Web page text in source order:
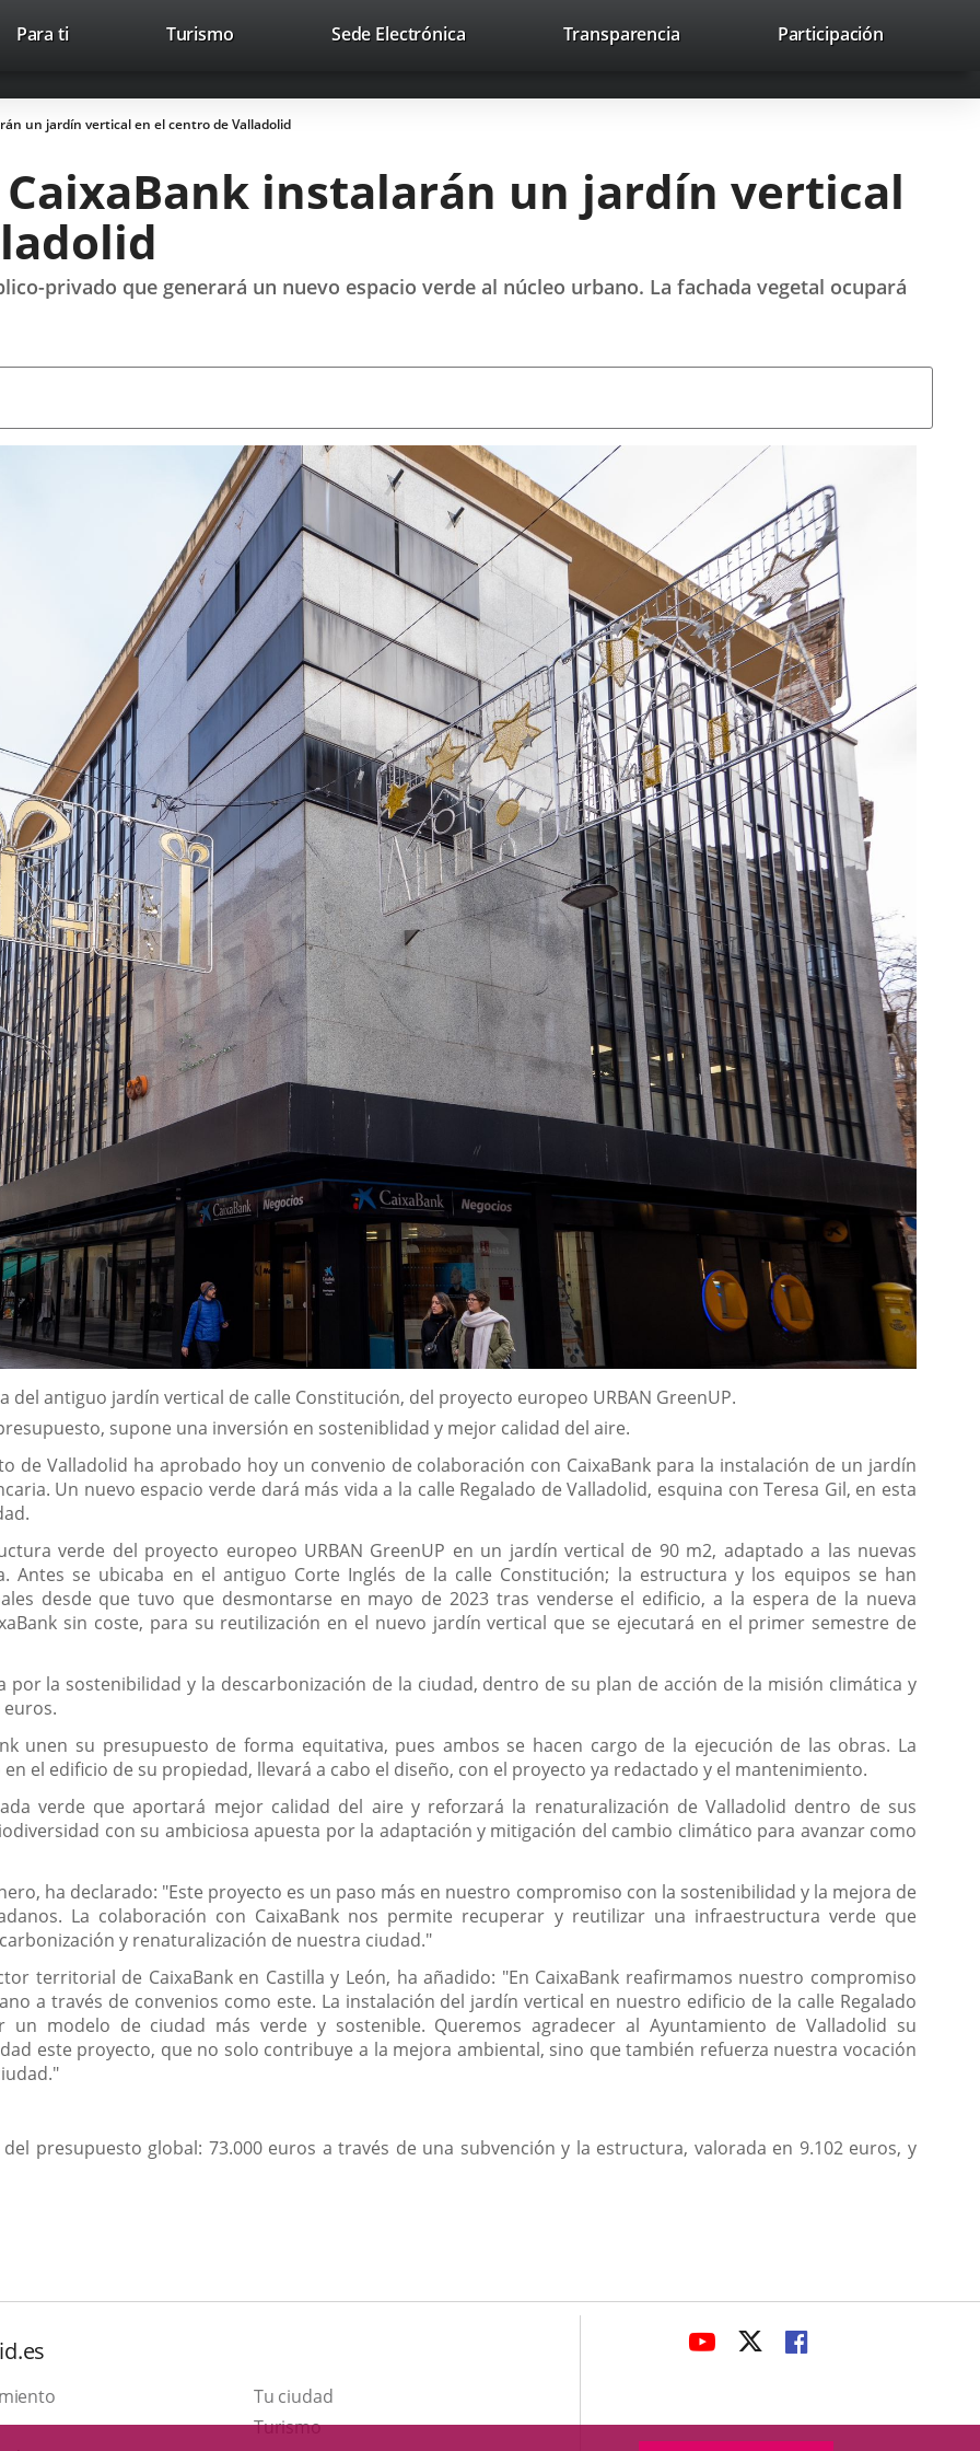
Trabaja con nosotros Contacto avaHeaderSocial
Link
external
Link
external
Link
external
Search
Para ti TurismoThis
open
in
pop-
up
Sede ElectrónicaLink
application.
Transparencia Participación
un jardín vertical en el centro de Valladolid
instalarán un jardín vertical
privado que generará un nuevo espacio verde al núcleo urbano. La fachada vegetal ocupará
del antiguo jardín vertical de calle Constitución, del proyecto europeo URBAN GreenUP.
supone una inversión en sosteniblidad y mejor calidad del aire.
de Valladolid ha aprobado hoy un convenio de colaboración con CaixaBank para la instalación de un jardín
Un nuevo espacio verde dará más vida a la calle Regalado de Valladolid, esquina con Teresa Gil, en esta
verde del proyecto europeo URBAN GreenUP en un jardín vertical de 90 m2, adaptado a las nuevas
Antes se ubicaba en el antiguo Corte Inglés de la calle Constitución; la estructura y los equipos se han
desde que tuvo que desmontarse en mayo de 2023 tras venderse el edificio, a la espera de la nueva
sin coste, para su reutilización en el nuevo jardín vertical que se ejecutará en el primer semestre de
por la sostenibilidad y la descarbonización de la ciudad, dentro de su plan de acción de la misión climática y
unen su presupuesto de forma equitativa, pues ambos se hacen cargo de la ejecución de las obras. La
el edificio de su propiedad, llevará a cabo el diseño, con el proyecto ya redactado y el mantenimiento.
verde que aportará mejor calidad del aire y reforzará la renaturalización de Valladolid dentro de sus
con su ambiciosa apuesta por la adaptación y mitigación del cambio climático para avanzar como
ha declarado: "Este proyecto es un paso más en nuestro compromiso con la sostenibilidad y la mejora de
La colaboración con CaixaBank nos permite recuperar y reutilizar una infraestructura verde que
y renaturalización de nuestra ciudad."
territorial de CaixaBank en Castilla y León, ha añadido: "En CaixaBank reafirmamos nuestro compromiso
a través de convenios como este. La instalación del jardín vertical en nuestro edificio de la calle Regalado
un modelo de ciudad más verde y sostenible. Queremos agradecer al Ayuntamiento de Valladolid su
este proyecto, que no solo contribuye a la mejora ambiental, sino que también refuerza nuestra vocación
presupuesto global: 73.000 euros a través de una subvención y la estructura, valorada en 9.102 euros, y
Tu ciudad
TurismoThis
LINK
APPLICATION.
LINK
APPLICATION.
LINK
APPLICATION.